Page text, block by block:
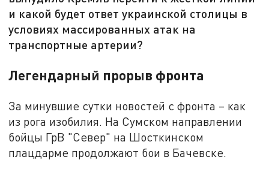
и какой будет ответ украинской столицы в
условиях массированных атак на
транспортные артерии?
Легендарный прорыв фронта
За минувшие сутки новостей с фронта – как
из рога изобилия. На Сумском направлении
бойцы ГрВ "Север" на Шосткинском
плацдарме продолжают бои в Бачевске.